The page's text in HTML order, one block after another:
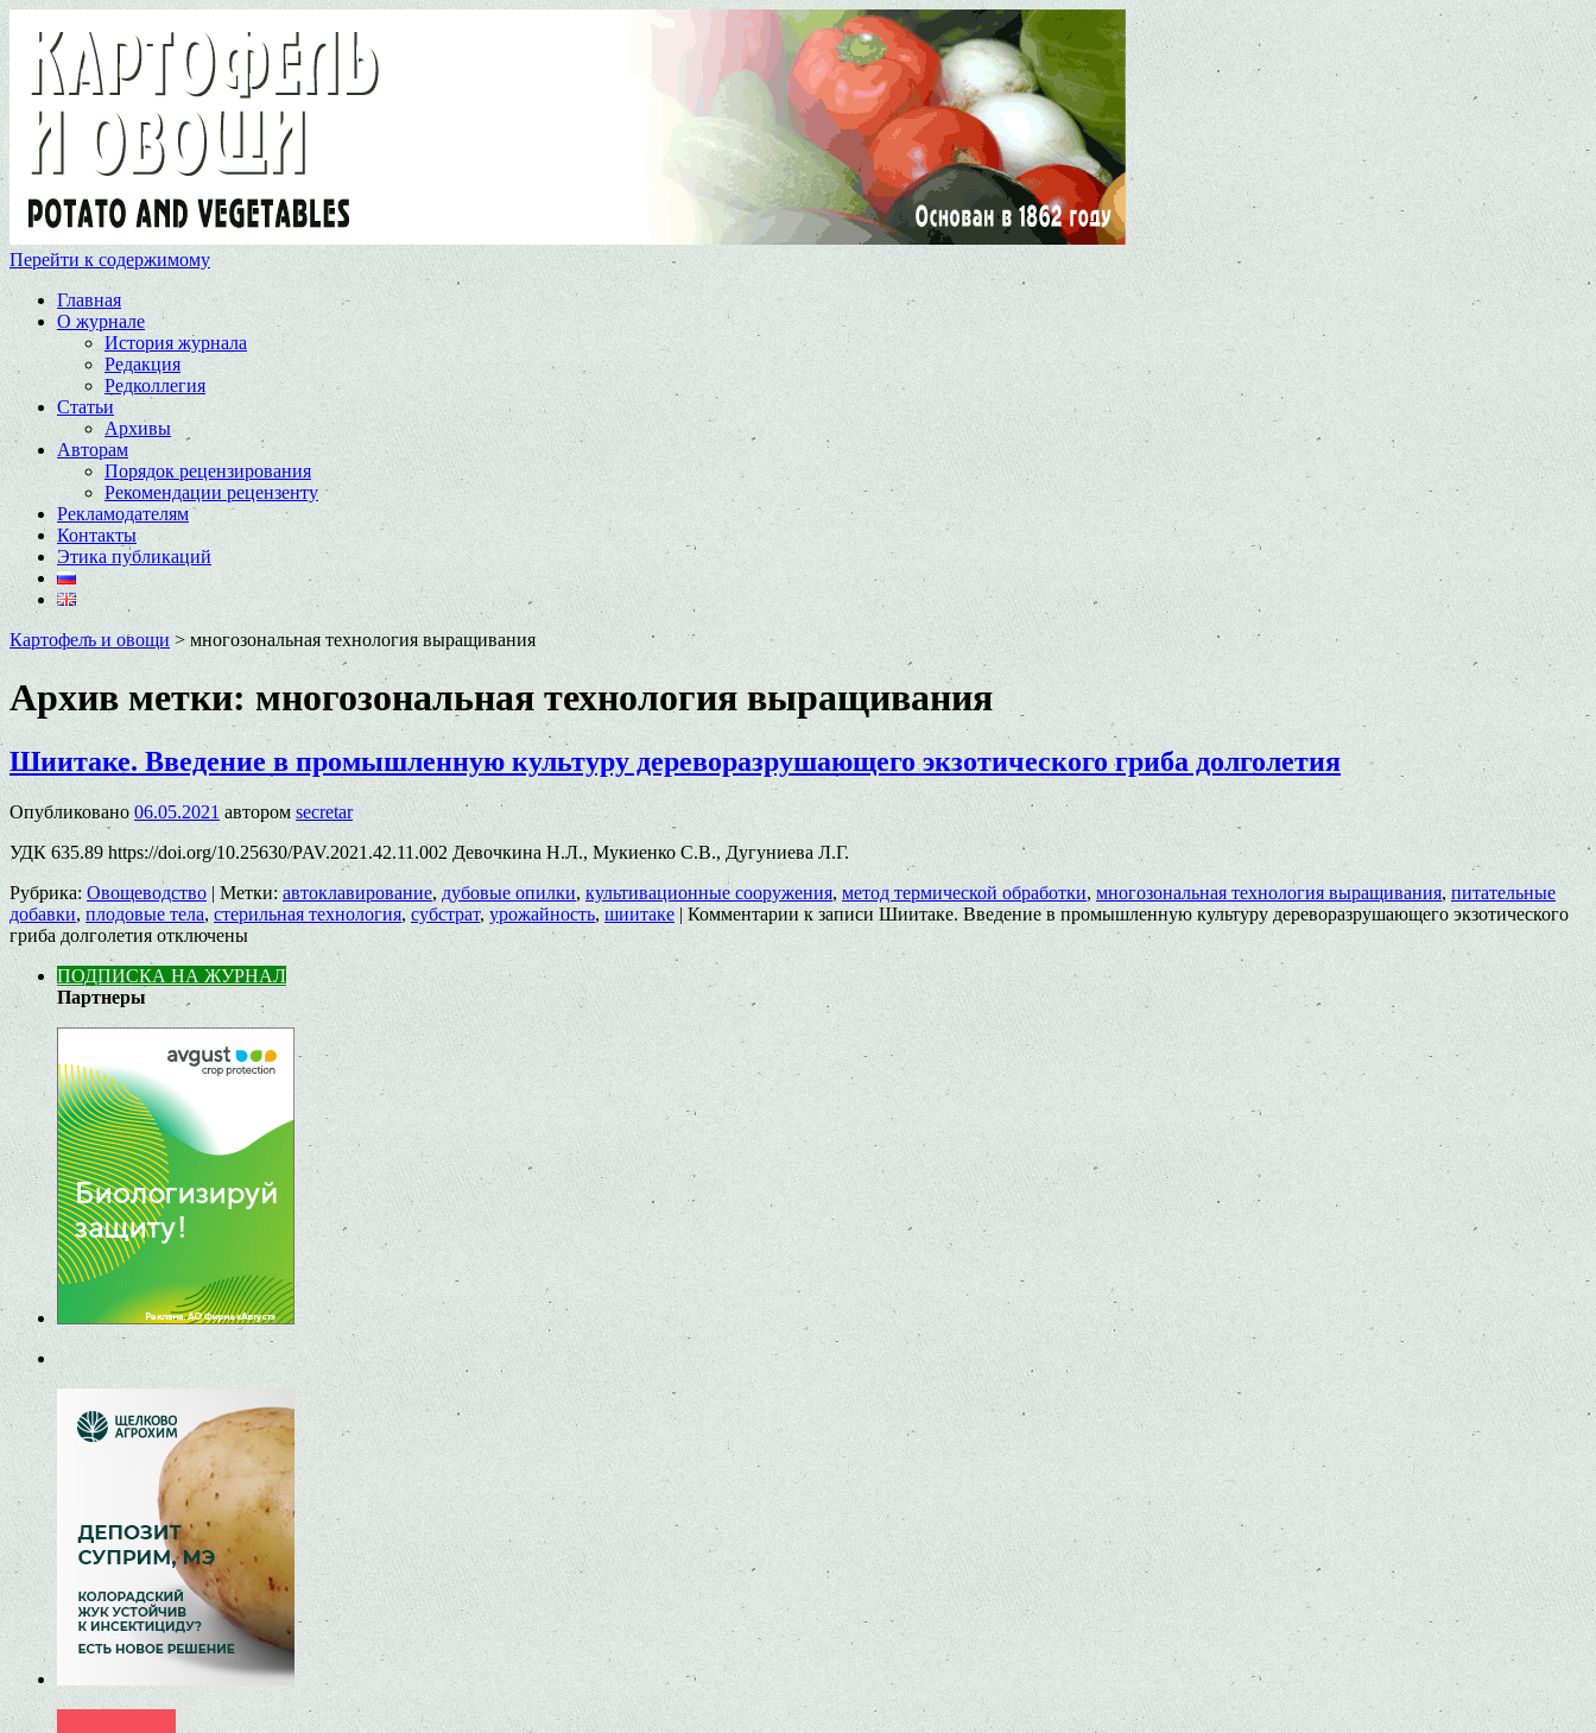
Перейти к содержимому
Главная
О журнале
История журнала
Редакция
Редколлегия
Статьи
Архивы
Авторам
Порядок рецензирования
Рекомендации рецензенту
Рекламодателям
Контакты
Этика публикаций
Картофель и овощи > многозональная технология выращивания
Архив метки: многозональная технология выращивания
Шиитаке. Введение в промышленную культуру дереворазрушающего экзотического гриба долголетия
Опубликовано 06.05.2021 автором secretar
УДК 635.89 https://doi.org/10.25630/PAV.2021.42.11.002 Девочкина Н.Л., Мукиенко С.В., Дугуниева Л.Г.
Рубрика: Овощеводство | Метки: автоклавирование,дубовые опилки, культивационные сооружения,метод термической обработки, многозональная технология выращивания, питательные
добавки,плодовые тела, стерильная технология,субстрат,урожайность,шиитаке | Комментариик записи Шиитаке. Введение в промышленную культуру дереворазрушающего экзотического
гриба долголетия отключены
ПОДПИСКА НА ЖУРНАЛ
Партнеры